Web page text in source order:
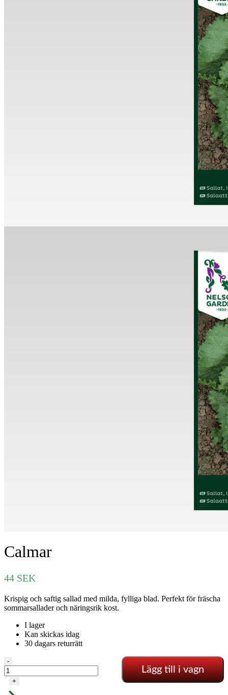
Calmar
44 SEK
Krispig och saftig sallad med milda, fylliga blad. Perfekt för fräscha
sommarsallader och näringsrik kost.
I lager
Kan skickas idag
30 dagars returrätt
Calmar
mängd
-
+
Lägg till i vagn